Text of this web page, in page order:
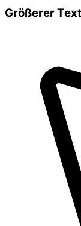
Größerer Text